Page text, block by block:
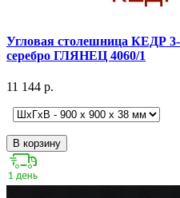
Угловая столешница КЕДР
серебро ГЛЯНЕЦ 4060/1
11 144 р.
В корзину